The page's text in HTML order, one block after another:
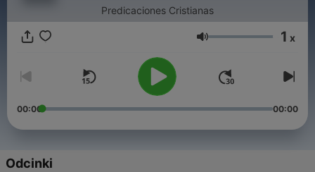
Predicaciones Cristianas
Głośność 1 x
00:00 00:00
Odcinki